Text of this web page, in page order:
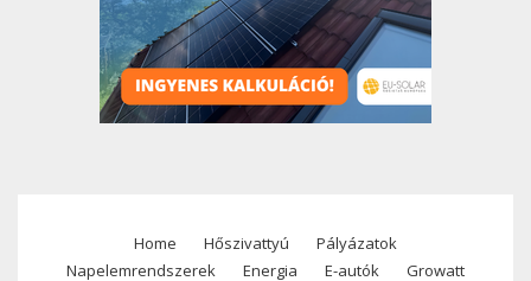
Footer
Home Hőszivattyú
Pályázatok
Napelemrendszerek
Energia E-autók Growatt